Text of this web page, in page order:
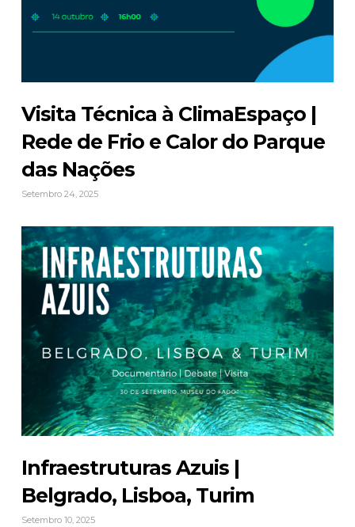
Visita Técnica à ClimaEspaço |
Rede de Frio e Calor do Parque
das Nações
Setembro 24, 2025
Infraestruturas Azuis |
Belgrado, Lisboa, Turim
Setembro 10, 2025